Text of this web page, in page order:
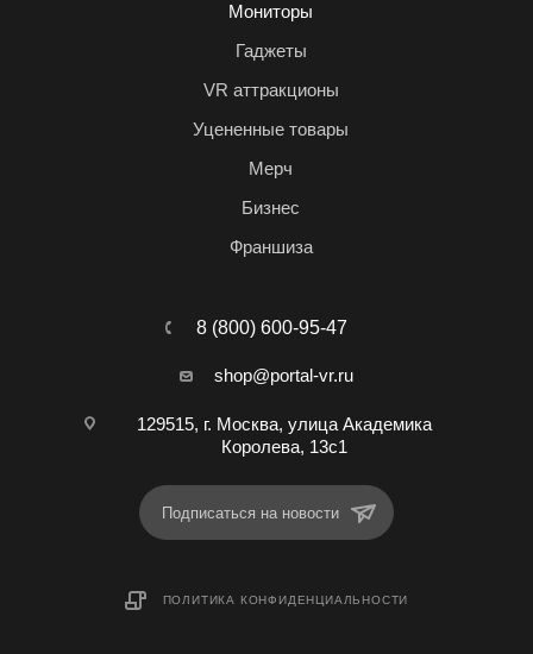
Мониторы
Гаджеты
VR аттракционы
Уцененные товары
Мерч
Бизнес
Франшиза
8 (800) 600-95-47
shop@portal-vr.ru
129515, г. Москва, улица Академика
Королева, 13с1
Подписаться на новости
ПОЛИТИКА КОНФИДЕНЦИАЛЬНОСТИ